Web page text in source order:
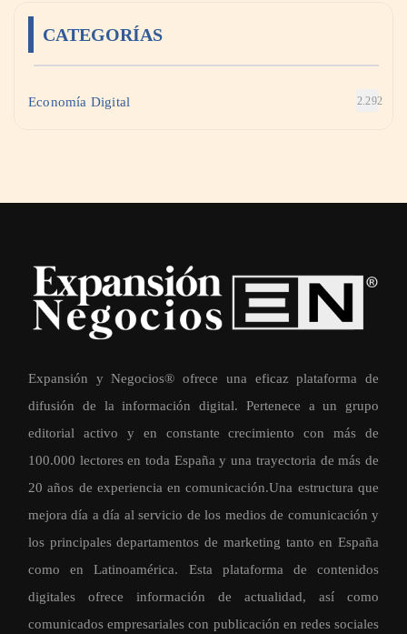
CATEGORÍAS
Economía Digital 2.292
Expansión y Negocios® ofrece una eficaz plataforma de
difusión de la información digital. Pertenece a un grupo
editorial activo y en constante crecimiento con más de
100.000 lectores en toda España y una trayectoria de más de
20 años de experiencia en comunicación.Una estructura que
mejora día a día al servicio de los medios de comunicación y
los principales departamentos de marketing tanto en España
como en Latinoamérica. Esta plataforma de contenidos
digitales ofrece información de actualidad, así como
comunicados empresariales con publicación en redes sociales